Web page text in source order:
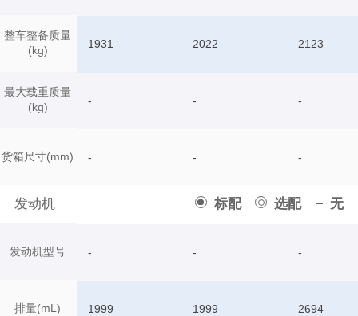
整车整备质量
(kg)
最大载重质量
(kg)
货箱尺寸(mm)
发动机 标配 选配 无
发动机型号
排量(mL)
1931 2022 2123
- - -
- - -
- - -
1999 1999 2694